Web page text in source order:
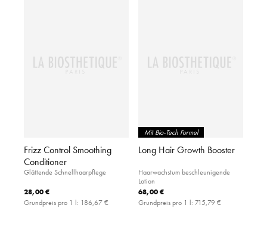
Frizz Control Smoothing
Conditioner
Glättende Schnellhaarpflege
28,00 €
Grundpreis pro 1 l: 186,67 €
Mit Bio-Tech Formel
Long Hair Growth Booster
Haarwachstum beschleunigende
Lotion
68,00 €
Grundpreis pro 1 l: 715,79 €